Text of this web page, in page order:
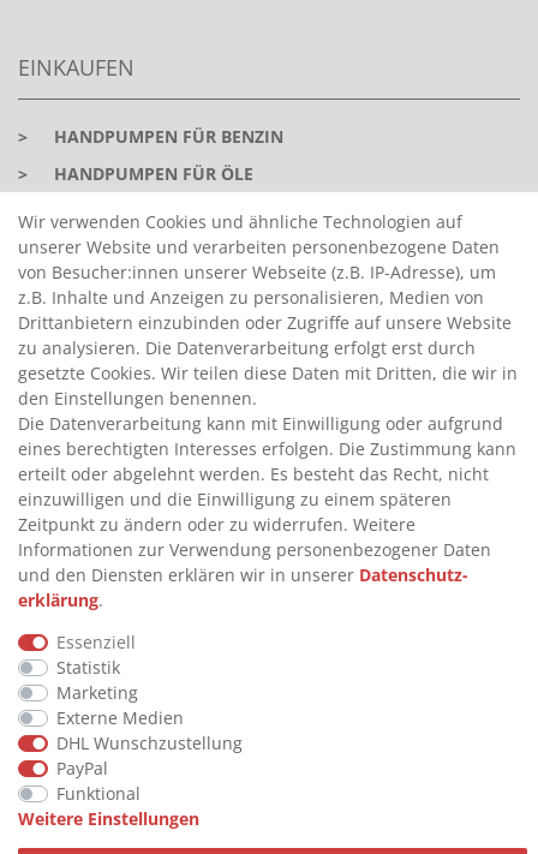
EINKAUFEN
>
HANDPUMPEN FÜR BENZIN
>
HANDPUMPEN FÜR ÖLE
>
TANKANLAGEN
>
ADBLUE® BETANKUNG
INFORMATIONEN
>
FAQ
>
VERTRAG WIDERRUFEN
>
WIDERRUFSRECHT
>
WIDERRUFSFORMULAR
>
IMPRESSUM
>
DATENSCHUTZERKLÄRUNG
>
KONTAKT
© Copyright 2026 by STU Tanktechnik
Alle Rechte vorbehalten.
Zahlungsarten
Wir verwenden Cookies und ähnliche Technologien auf
unserer Website und verarbeiten personenbezogene Daten
von Besucher:innen unserer Webseite (z.B. IP-Adresse), um
z.B. Inhalte und Anzeigen zu personalisieren, Medien von
Drittanbietern einzubinden oder Zugriffe auf unsere Website
zu analysieren. Die Datenverarbeitung erfolgt erst durch
gesetzte Cookies. Wir teilen diese Daten mit Dritten, die wir in
den Einstellungen benennen.
Die Datenverarbeitung kann mit Einwilligung oder aufgrund
eines berechtigten Interesses erfolgen. Die Zustimmung kann
erteilt oder abgelehnt werden. Es besteht das Recht, nicht
einzuwilligen und die Einwilligung zu einem späteren
Zeitpunkt zu ändern oder zu widerrufen. Weitere
Informationen zur Verwendung personenbezogener Daten
und den Diensten erklären wir in unserer Daten­schutz­
erklärung.
Essenziell
Statistik
Marketing
Externe Medien
DHL Wunschzustellung
PayPal
Funktional
Weitere Einstellungen